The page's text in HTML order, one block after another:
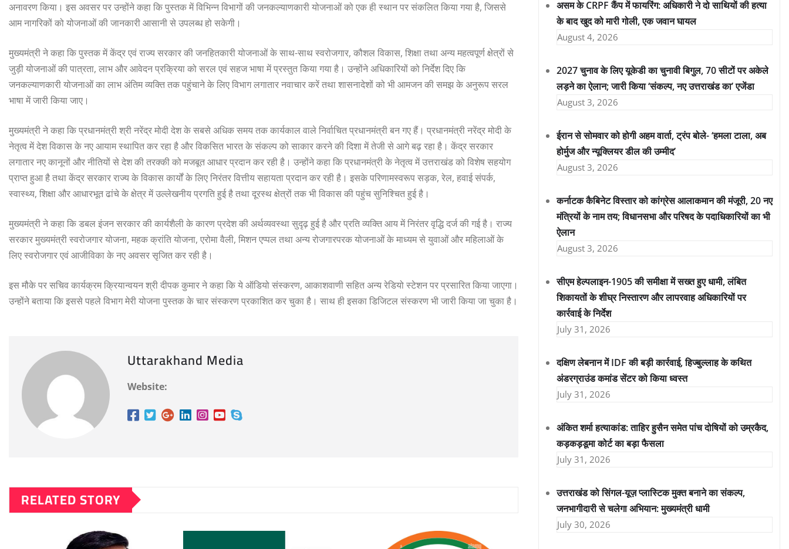
अनावरण किया। इस अवसर पर उन्होंने कहा कि पुस्तक में विभिन्न विभागों की जनकल्याणकारी योजनाओं को एक ही स्थान पर संकलित किया गया है, जिससे
आम नागरिकों को योजनाओं की जानकारी आसानी से उपलब्ध हो सकेगी।
मुख्यमंत्री ने कहा कि पुस्तक में केंद्र एवं राज्य सरकार की जनहितकारी योजनाओं के साथ-साथ स्वरोजगार, कौशल विकास, शिक्षा तथा अन्य महत्वपूर्ण क्षेत्रों से
जुड़ी योजनाओं की पात्रता, लाभ और आवेदन प्रक्रिया को सरल एवं सहज भाषा में प्रस्तुत किया गया है। उन्होंने अधिकारियों को निर्देश दिए कि
जनकल्याणकारी योजनाओं का लाभ अंतिम व्यक्ति तक पहुंचाने के लिए विभाग लगातार नवाचार करें तथा शासनादेशों को भी आमजन की समझ के अनुरूप सरल
भाषा में जारी किया जाए।
मुख्यमंत्री ने कहा कि प्रधानमंत्री श्री नरेंद्र मोदी देश के सबसे अधिक समय तक कार्यकाल वाले निर्वाचित प्रधानमंत्री बन गए हैं। प्रधानमंत्री नरेंद्र मोदी के
नेतृत्व में देश विकास के नए आयाम स्थापित कर रहा है और विकसित भारत के संकल्प को साकार करने की दिशा में तेजी से आगे बढ़ रहा है। केंद्र सरकार
लगातार नए कानूनों और नीतियों से देश की तरक्की को मजबूत आधार प्रदान कर रही है। उन्होंने कहा कि प्रधानमंत्री के नेतृत्व में उत्तराखंड को विशेष सहयोग
प्राप्त हुआ है तथा केंद्र सरकार राज्य के विकास कार्यों के लिए निरंतर वित्तीय सहायता प्रदान कर रही है। इसके परिणामस्वरूप सड़क, रेल, हवाई संपर्क,
स्वास्थ्य, शिक्षा और आधारभूत ढांचे के क्षेत्र में उल्लेखनीय प्रगति हुई है तथा दूरस्थ क्षेत्रों तक भी विकास की पहुंच सुनिश्चित हुई है।
मुख्यमंत्री ने कहा कि डबल इंजन सरकार की कार्यशैली के कारण प्रदेश की अर्थव्यवस्था सुदृढ़ हुई है और प्रति व्यक्ति आय में निरंतर वृद्धि दर्ज की गई है। राज्य
सरकार मुख्यमंत्री स्वरोजगार योजना, महक क्रांति योजना, एरोमा वैली, मिशन एप्पल तथा अन्य रोजगारपरक योजनाओं के माध्यम से युवाओं और महिलाओं के
लिए स्वरोजगार एवं आजीविका के नए अवसर सृजित कर रही है।
इस मौके पर सचिव कार्यक्रम क्रियान्वयन श्री दीपक कुमार ने कहा कि ये ऑडियो संस्करण, आकाशवाणी सहित अन्य रेडियो स्टेशन पर प्रसारित किया जाएगा।
उन्होंने बताया कि इससे पहले विभाग मेरी योजना पुस्तक के चार संस्करण प्रकाशित कर चुका है। साथ ही इसका डिजिटल संस्करण भी जारी किया जा चुका है।
Uttarakhand Media
Website:
RELATED STORY
असम के CRPF कैंप में फायरिंग: अधिकारी ने दो साथियों की हत्या
के बाद खुद को मारी गोली, एक जवान घायल
August 4, 2026
2027 चुनाव के लिए यूकेडी का चुनावी बिगुल, 70 सीटों पर अकेले
लड़ने का ऐलान; जारी किया ‘संकल्प, नए उत्तराखंड का’ एजेंडा
August 3, 2026
ईरान से सोमवार को होगी अहम वार्ता, ट्रंप बोले- ‘हमला टाला, अब
होर्मुज और न्यूक्लियर डील की उम्मीद’
August 3, 2026
कर्नाटक कैबिनेट विस्तार को कांग्रेस आलाकमान की मंजूरी, 20 नए
मंत्रियों के नाम तय; विधानसभा और परिषद के पदाधिकारियों का भी
ऐलान
August 3, 2026
सीएम हेल्पलाइन-1905 की समीक्षा में सख्त हुए धामी, लंबित
शिकायतों के शीघ्र निस्तारण और लापरवाह अधिकारियों पर
कार्रवाई के निर्देश
July 31, 2026
दक्षिण लेबनान में IDF की बड़ी कार्रवाई, हिज्बुल्लाह के कथित
अंडरग्राउंड कमांड सेंटर को किया ध्वस्त
July 31, 2026
अंकित शर्मा हत्याकांड: ताहिर हुसैन समेत पांच दोषियों को उम्रकैद,
कड़कड़डूमा कोर्ट का बड़ा फैसला
July 31, 2026
उत्तराखंड को सिंगल-यूज़ प्लास्टिक मुक्त बनाने का संकल्प,
जनभागीदारी से चलेगा अभियान: मुख्यमंत्री धामी
July 30, 2026